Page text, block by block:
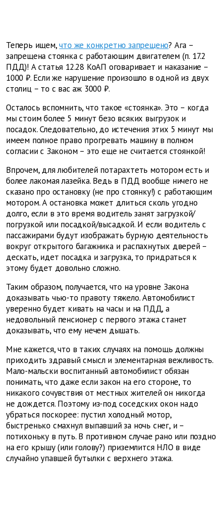
Теперь ищем, что же конкретно запрещено? Ага –
запрещена стоянка с работающим двигателем (п. 17.2
ПДД)! А статья 12.28 КоАП оговаривает и наказание –
1000 ₽. Если же нарушение произошло в одной из двух
столиц – то с вас аж 3000 ₽.
Осталось вспомнить, что такое «стоянка». Это – когда
мы стоим более 5 минут безо всяких выгрузок и
посадок. Следовательно, до истечения этих 5 минут мы
имеем полное право прогревать машину в полном
согласии с Законом – это еще не считается стоянкой!
Впрочем, для любителей потарахтеть мотором есть и
более лакомая лазейка. Ведь в ПДД вообще ничего не
сказано про остановку (не про стоянку!) с работающим
мотором. А остановка может длиться сколь угодно
долго, если в это время водитель занят загрузкой/
погрузкой или посадкой/высадкой. И если водитель с
пассажирами будут изображать бурную деятельность
вокруг открытого багажника и распахнутых дверей –
дескать, идет посадка и загрузка, то придраться к
этому будет довольно сложно.
Таким образом, получается, что на уровне Закона
доказывать чью-то правоту тяжело. Автомобилист
уверенно будет кивать на часы и на ПДД, а
недовольный пенсионер с первого этажа станет
доказывать, что ему нечем дышать.
Мне кажется, что в таких случаях на помощь должны
приходить здравый смысл и элементарная вежливость.
Мало-мальски воспитанный автомобилист обязан
понимать, что даже если закон на его стороне, то
никакого сочувствия от местных жителей он никогда
не дождется. Поэтому из-под соседских окон надо
убраться поскорее: пустил холодный мотор,
быстренько смахнул выпавший за ночь снег, и –
потихоньку в путь. В противном случае рано или поздно
на его крышу (или голову?) приземлится НЛО в виде
случайно упавшей бутылки с верхнего этажа.